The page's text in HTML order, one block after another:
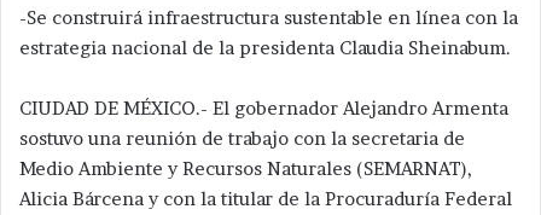
-Se construirá infraestructura sustentable en línea con la
estrategia nacional de la presidenta Claudia Sheinabum.
CIUDAD DE MÉXICO.- El gobernador Alejandro Armenta
sostuvo una reunión de trabajo con la secretaria de
Medio Ambiente y Recursos Naturales (SEMARNAT),
Alicia Bárcena y con la titular de la Procuraduría Federal